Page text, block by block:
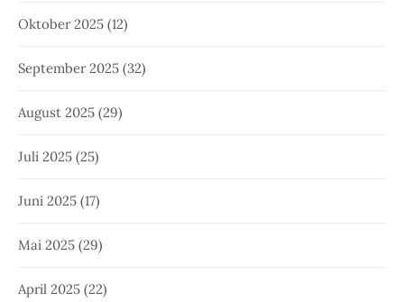
Oktober 2025 (12)
September 2025 (32)
August 2025 (29)
Juli 2025 (25)
Juni 2025 (17)
Mai 2025 (29)
April 2025 (22)